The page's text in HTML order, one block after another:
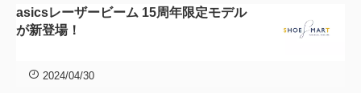
asicsレーザービーム 15周年限定モデル
が新登場！
2024/04/30